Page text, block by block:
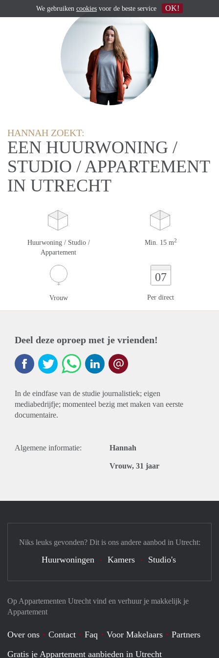
HANNAH ZOEKT:
EEN HUURWONING /
STUDIO / APPARTEMENT
IN UTRECHT
Huurwoning / Studio /
Appartement
Min. 15 m2
Vrouw
07
Per direct
Deel deze oproep met je vrienden!
In de eindfase van de studie journalistiek; eigen
mediabedrijfje; momenteel bezig met maken van eerste
documentaire.
Algemene informatie: Hannah
Vrouw, 31 jaar
Op Appartementen Utrecht vind en verhuur je makkelijk je
Appartement
Over ons Contact Faq Voor Makelaars
Partners
Gratis je Appartement aanbieden in Utrecht
Niks leuks gevonden? Dit is ons andere aanbod in Utrecht:
Huurwoningen Kamers Studio's
We gebruiken cookies voor de beste service OK!